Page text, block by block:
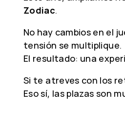
Zodiac.
No hay cambios en el
tensión se multiplique.
El resultado: una
Si te atreves con los
Eso sí, las plazas son